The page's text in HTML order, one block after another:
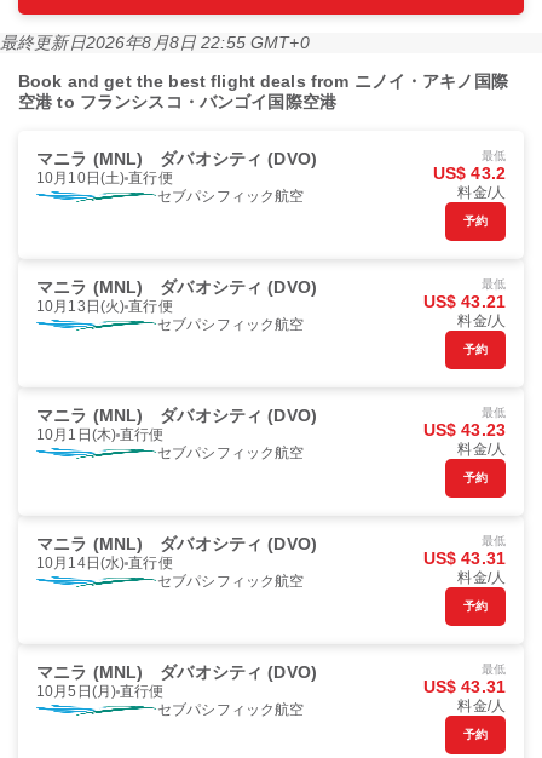
最終更新日2026年8月8日 22:55 GMT+0
Book and get the best flight deals from ニノイ・アキノ国際
空港 to フランシスコ・バンゴイ国際空港
マニラ (MNL) ダバオシティ (DVO)
10月10日(土) 直行便
セブパシフィック航空
最低
US$ 43.2
料金/人
予約
マニラ (MNL) ダバオシティ (DVO)
10月13日(火) 直行便
セブパシフィック航空
最低
US$ 43.21
料金/人
予約
マニラ (MNL) ダバオシティ (DVO)
10月1日(木) 直行便
セブパシフィック航空
最低
US$ 43.23
料金/人
予約
マニラ (MNL) ダバオシティ (DVO)
10月14日(水) 直行便
セブパシフィック航空
最低
US$ 43.31
料金/人
予約
マニラ (MNL) ダバオシティ (DVO)
10月5日(月) 直行便
セブパシフィック航空
最低
US$ 43.31
料金/人
予約